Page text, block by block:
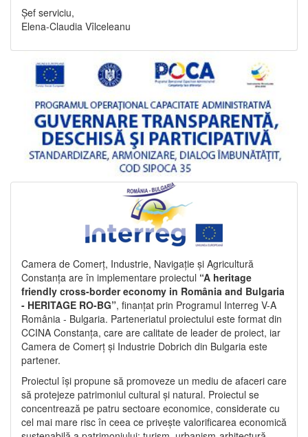
Șef serviciu,
Elena-Claudia Vîlceleanu
Camera de Comerț, Industrie, Navigație și Agricultură
Constanța are în implementare proiectul “A heritage
friendly cross-border economy in România and Bulgaria
- HERITAGE RO-BG”, finanțat prin Programul Interreg V-A
România - Bulgaria. Parteneriatul proiectului este format din
CCINA Constanța, care are calitate de leader de proiect, iar
Camera de Comerț și Industrie Dobrich din Bulgaria este
partener.
Proiectul își propune să promoveze un mediu de afaceri care
să protejeze patrimoniul cultural și natural. Proiectul se
concentrează pe patru sectoare economice, considerate cu
cel mai mare risc în ceea ce privește valorificarea economică